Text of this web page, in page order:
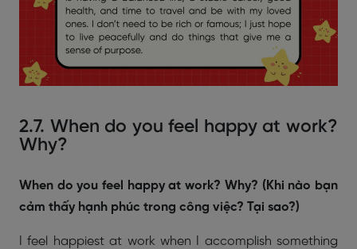
2.7. When do you feel happy at work?
Why?
When do you feel happy at work? Why? (Khi nào bạn
cảm thấy hạnh phúc trong công việc? Tại sao?)
I feel happiest at work when I accomplish something